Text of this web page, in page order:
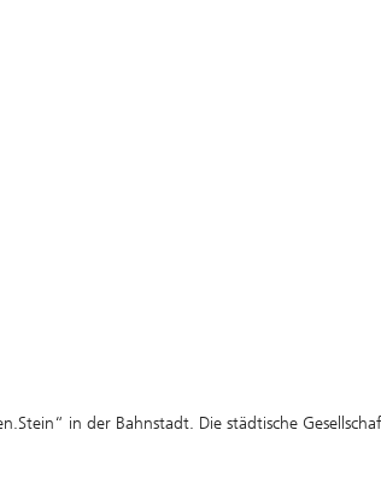
in der Bahnstadt. Die städtische